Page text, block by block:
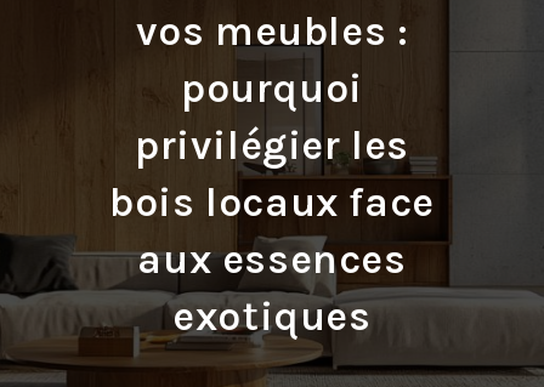
vos meubles :
pourquoi
privilégier les
bois locaux face
aux essences
exotiques